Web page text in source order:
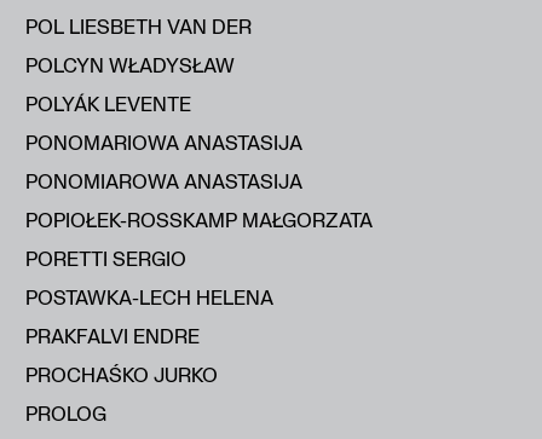
POL LIESBETH VAN DER
POLCYN WŁADYSŁAW
POLYÁK LEVENTE
PONOMARIOWA ANASTASIJA
PONOMIAROWA ANASTASIJA
POPIOŁEK-ROSSKAMP MAŁGORZATA
PORETTI SERGIO
POSTAWKA-LECH HELENA
PRAKFALVI ENDRE
PROCHAŚKO JURKO
PROLOG